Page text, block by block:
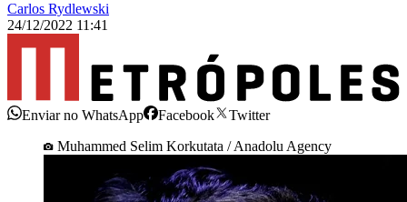
Carlos Rydlewski
24/12/2022 11:41
Enviar no WhatsApp Facebook
Twitter
Muhammed Selim Korkutata / Anadolu Agency